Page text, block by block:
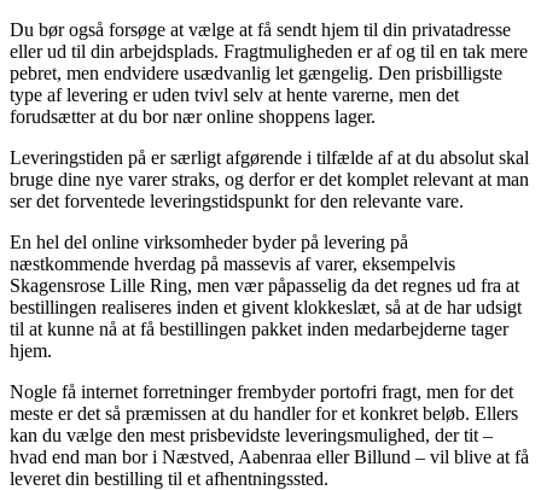
Du bør også forsøge at vælge at få sendt hjem til din privatadresse
eller ud til din arbejdsplads. Fragtmuligheden er af og til en tak mere
pebret, men endvidere usædvanlig let gængelig. Den prisbilligste
type af levering er uden tvivl selv at hente varerne, men det
forudsætter at du bor nær online shoppens lager.
Leveringstiden på er særligt afgørende i tilfælde af at du absolut skal
bruge dine nye varer straks, og derfor er det komplet relevant at man
ser det forventede leveringstidspunkt for den relevante vare.
En hel del online virksomheder byder på levering på
næstkommende hverdag på massevis af varer, eksempelvis
Skagensrose Lille Ring, men vær påpasselig da det regnes ud fra at
bestillingen realiseres inden et givent klokkeslæt, så at de har udsigt
til at kunne nå at få bestillingen pakket inden medarbejderne tager
hjem.
Nogle få internet forretninger frembyder portofri fragt, men for det
meste er det så præmissen at du handler for et konkret beløb. Ellers
kan du vælge den mest prisbevidste leveringsmulighed, der tit –
hvad end man bor i Næstved, Aabenraa eller Billund – vil blive at få
leveret din bestilling til et afhentningssted.